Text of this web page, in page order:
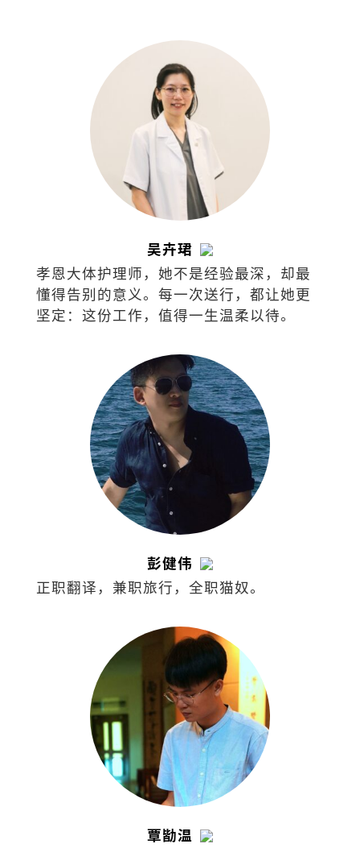
吴卉珺
孝恩大体护理师，她不是经验最深，却最
懂得告别的意义。每一次送行，都让她更
坚定：这份工作，值得一生温柔以待。
彭健伟
正职翻译，兼职旅行，全职猫奴。
覃勓温